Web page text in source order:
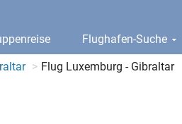
Flughafen-Suche
Flug Luxemburg - Gibraltar